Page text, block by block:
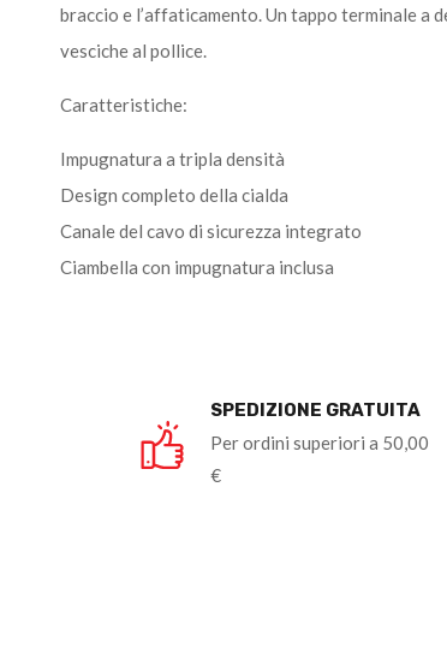
braccio e l’affaticamento. Un tappo terminale
vesciche al pollice.
Caratteristiche:
Impugnatura a tripla densità
Design completo della cialda
Canale del cavo di sicurezza integrato
Ciambella con impugnatura inclusa
SPEDIZIONE GRATUITA
Per ordini superiori a 50,00
€